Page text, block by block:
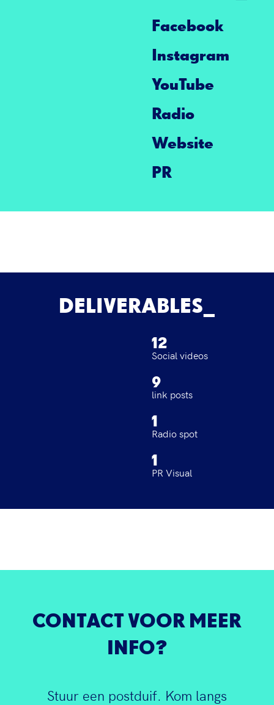
Facebook
Instagram
YouTube
Radio
Website
PR
DELIVERABLES
12
Social videos
9
link posts
1
Radio spot
1
PR Visual
CONTACT VOOR MEER
INFO?
Stuur een postduif. Kom langs